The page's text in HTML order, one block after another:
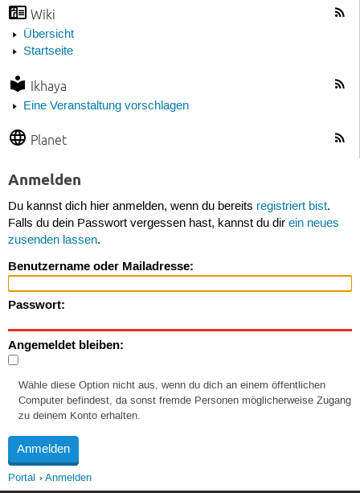
Wiki
Übersicht
Startseite
Ikhaya
Eine Veranstaltung vorschlagen
Planet
Anmelden
Du kannst dich hier anmelden, wenn du bereits registriert bist.
Falls du dein Passwort vergessen hast, kannst du dir ein neues
zusenden lassen.
Benutzername oder Mailadresse:
Passwort:
Angemeldet bleiben:
Wähle diese Option nicht aus, wenn du dich an einem öffentlichen
Computer befindest, da sonst fremde Personen möglicherweise Zugang
zu deinem Konto erhalten.
Portal Anmelden